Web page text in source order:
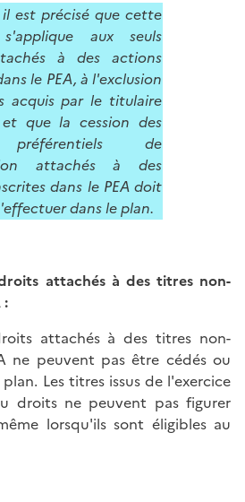
est précisé que cette
aux seuls
à des actions
le PEA, à l'exclusion
acquis par le titulaire
que la cession des
de
attachés à des
dans le PEA doit
dans le plan.
attachés à des titres non-
:
attachés à des titres non-
ne peuvent pas être cédés ou
Les titres issus de l'exercice
droits ne peuvent pas figurer
lorsqu'ils sont éligibles au